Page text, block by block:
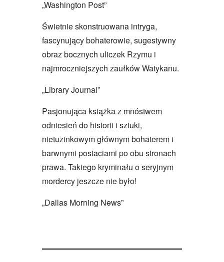
„Washington Post”
Świetnie skonstruowana intryga,
fascynujący bohaterowie, sugestywny
obraz bocznych uliczek Rzymu i
najmroczniejszych zaułków Watykanu.
„Library Journal”
Pasjonująca książka z mnóstwem
odniesień do historii i sztuki,
nietuzinkowym głównym bohaterem i
barwnymi postaciami po obu stronach
prawa. Takiego kryminału o seryjnym
mordercy jeszcze nie było!
„Dallas Morning News”